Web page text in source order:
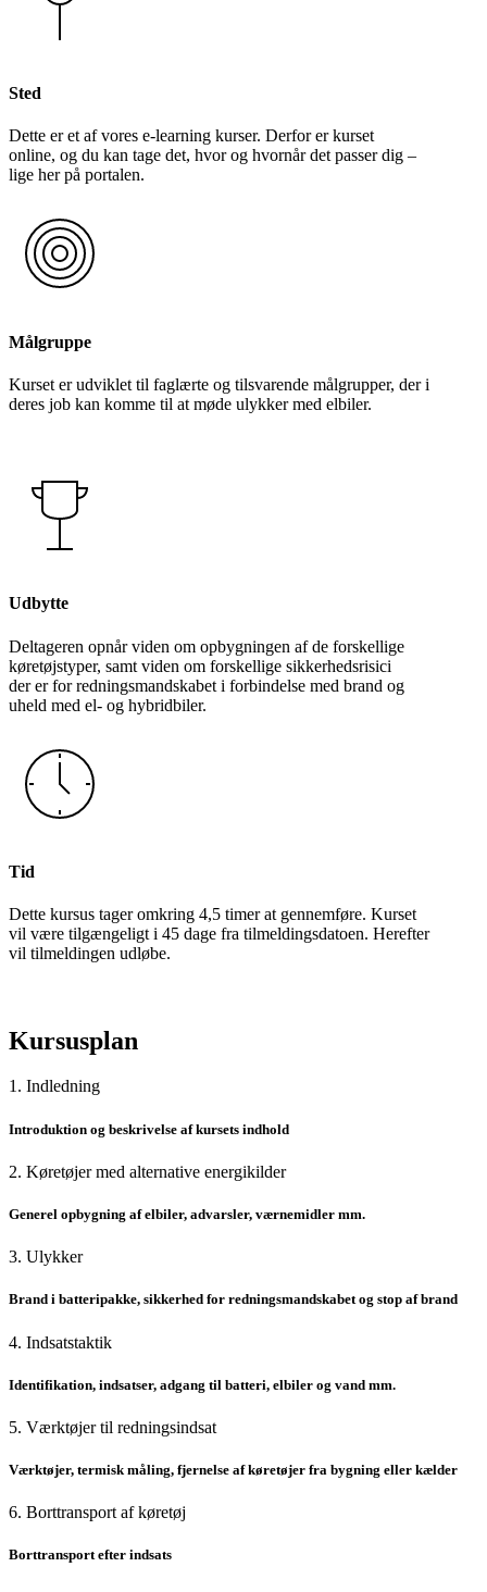
Sted
Dette er et af vores e-learning kurser. Derfor er kurset
online, og du kan tage det, hvor og hvornår det passer dig –
lige her på portalen.
Målgruppe
Kurset er udviklet til faglærte og tilsvarende målgrupper, der i
deres job kan komme til at møde ulykker med elbiler.
Udbytte
Deltageren opnår viden om opbygningen af de forskellige
køretøjstyper, samt viden om forskellige sikkerhedsrisici
der er for redningsmandskabet i forbindelse med brand og
uheld med el- og hybridbiler.
Tid
Dette kursus tager omkring 4,5 timer at gennemføre. Kurset
vil være tilgængeligt i 45 dage fra tilmeldingsdatoen. Herefter
vil tilmeldingen udløbe.
Kursusplan
1. Indledning
Introduktion og beskrivelse af kursets indhold
2. Køretøjer med alternative energikilder
Generel opbygning af elbiler, advarsler, værnemidler mm.
3. Ulykker
Brand i batteripakke, sikkerhed for redningsmandskabet og stop af brand
4. Indsatstaktik
Identifikation, indsatser, adgang til batteri, elbiler og vand mm.
5. Værktøjer til redningsindsat
Værktøjer, termisk måling, fjernelse af køretøjer fra bygning eller kælder
6. Borttransport af køretøj
Borttransport efter indsats